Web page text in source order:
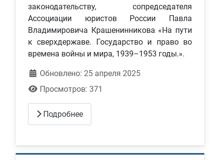
законодательству, сопредседателя
Ассоциации юристов России Павла
Владимировича Крашенинникова «На пути
к сверхдержаве. Государство и право во
времена войны и мира, 1939–1953 годы.».
Обновлено: 25 апреля 2025
Просмотров: 371
Подробнее